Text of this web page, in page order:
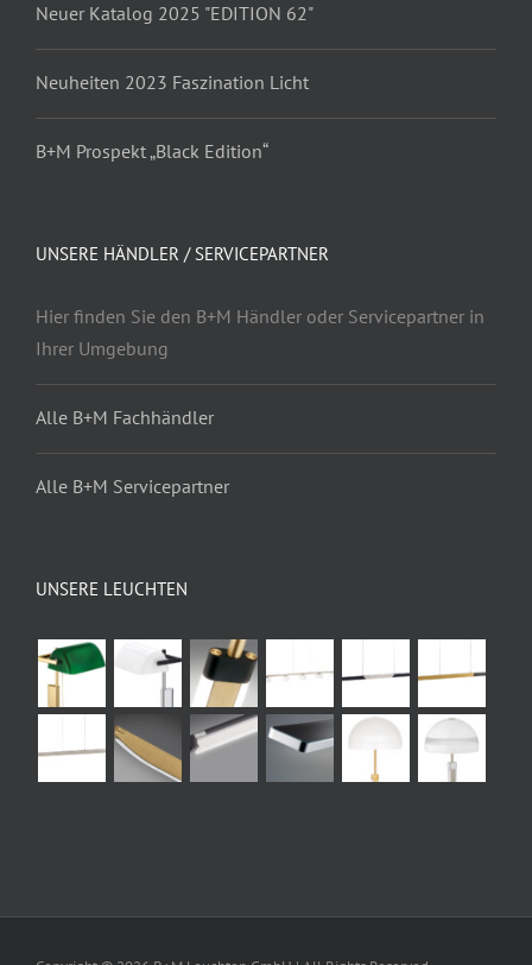
Neuer Katalog 2025 "EDITION 62"
Neuheiten 2023 Faszination Licht
B+M Prospekt „Black Edition“
UNSERE HÄNDLER / SERVICEPARTNER
Hier finden Sie den B+M Händler oder Servicepartner in
Ihrer Umgebung
Alle B+M Fachhändler
Alle B+M Servicepartner
UNSERE LEUCHTEN